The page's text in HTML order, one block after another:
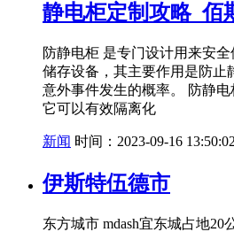
静电柜定制攻略_佰
防静电柜 是专门设计用来安
储存设备，其主要作用是防止
意外事件发生的概率。 防静
它可以有效隔离化
新闻 时间：2023-09-16 13:50:02
伊斯特伍德市
东方城市 mdash宜东城占地20